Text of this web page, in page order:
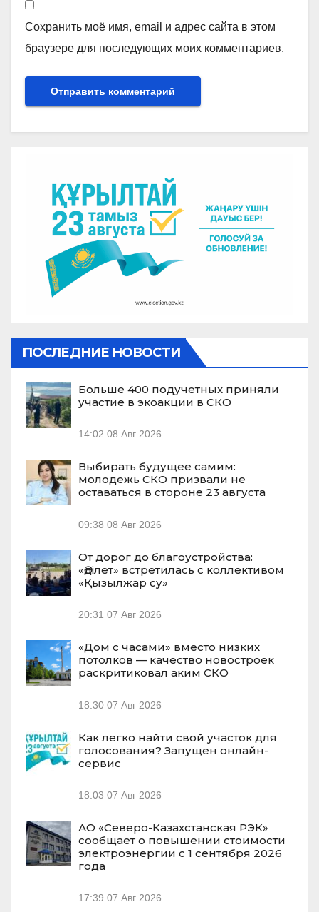
Сохранить моё имя, email и адрес сайта в этом
браузере для последующих моих комментариев.
ПОСЛЕДНИЕ НОВОСТИ
Больше 400 подучетных приняли
участие в экоакции в СКО
14:02 08 Авг 2026
Выбирать будущее самим:
молодежь СКО призвали не
оставаться в стороне 23 августа
09:38 08 Авг 2026
От дорог до благоустройства:
«Әділет» встретилась с коллективом
«Қызылжар су»
20:31 07 Авг 2026
«Дом с часами» вместо низких
потолков — качество новостроек
раскритиковал аким СКО
18:30 07 Авг 2026
Как легко найти свой участок для
голосования? Запущен онлайн-
сервис
18:03 07 Авг 2026
АО «Северо-Казахстанская РЭК»
сообщает о повышении стоимости
электроэнергии с 1 сентября 2026
года
17:39 07 Авг 2026